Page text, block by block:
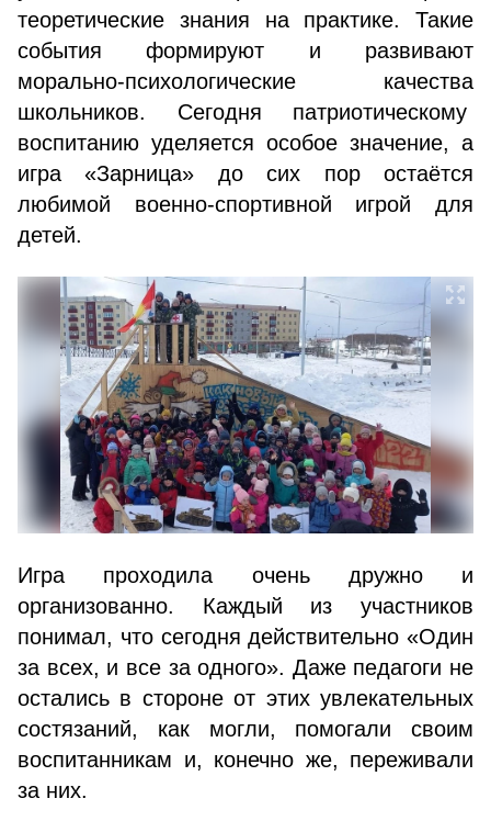
теоретические знания на практике. Такие
события формируют и развивают
морально-психологические качества
школьников. Сегодня патриотическому
воспитанию уделяется особое значение, а
игра «Зарница» до сих пор остаётся
любимой военно-спортивной игрой для
детей.
Игра проходила очень дружно и
организованно. Каждый из участников
понимал, что сегодня действительно «Один
за всех, и все за одного». Даже педагоги не
остались в стороне от этих увлекательных
состязаний, как могли, помогали своим
воспитанникам и, конечно же, переживали
за них.